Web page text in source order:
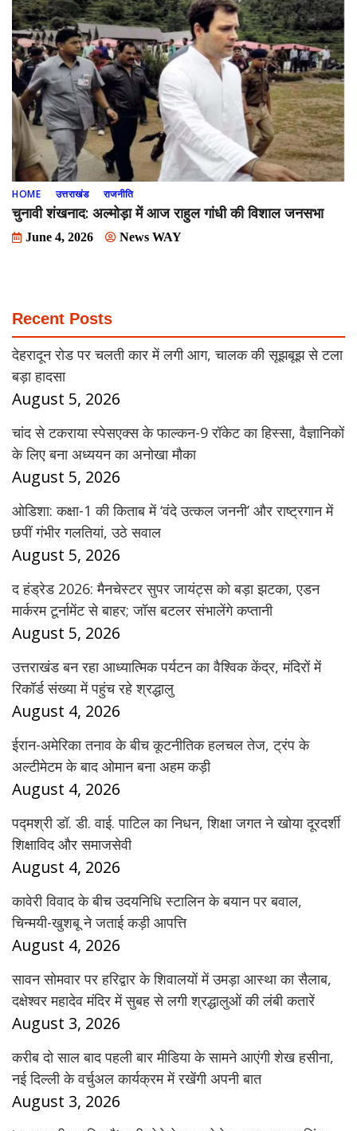
HOME उत्तराखंड राजनीति
चुनावी शंखनाद: अल्मोड़ा में आज राहुल गांधी की विशाल जनसभा
June 4, 2026 News WAY
Recent Posts
देहरादून रोड पर चलती कार में लगी आग, चालक की सूझबूझ से टला
बड़ा हादसा
August 5, 2026
चांद से टकराया स्पेसएक्स के फाल्कन-9 रॉकेट का हिस्सा, वैज्ञानिकों
के लिए बना अध्ययन का अनोखा मौका
August 5, 2026
ओडिशा: कक्षा-1 की किताब में ‘वंदे उत्कल जननी’ और राष्ट्रगान में
छपीं गंभीर गलतियां, उठे सवाल
August 5, 2026
द हंड्रेड 2026: मैनचेस्टर सुपर जायंट्स को बड़ा झटका, एडन
मार्करम टूर्नामेंट से बाहर; जॉस बटलर संभालेंगे कप्तानी
August 5, 2026
उत्तराखंड बन रहा आध्यात्मिक पर्यटन का वैश्विक केंद्र, मंदिरों में
रिकॉर्ड संख्या में पहुंच रहे श्रद्धालु
August 4, 2026
ईरान-अमेरिका तनाव के बीच कूटनीतिक हलचल तेज, ट्रंप के
अल्टीमेटम के बाद ओमान बना अहम कड़ी
August 4, 2026
पद्मश्री डॉ. डी. वाई. पाटिल का निधन, शिक्षा जगत ने खोया दूरदर्शी
शिक्षाविद और समाजसेवी
August 4, 2026
कावेरी विवाद के बीच उदयनिधि स्टालिन के बयान पर बवाल,
चिन्मयी-खुशबू ने जताई कड़ी आपत्ति
August 4, 2026
सावन सोमवार पर हरिद्वार के शिवालयों में उमड़ा आस्था का सैलाब,
दक्षेश्वर महादेव मंदिर में सुबह से लगी श्रद्धालुओं की लंबी कतारें
August 3, 2026
करीब दो साल बाद पहली बार मीडिया के सामने आएंगी शेख हसीना,
नई दिल्ली के वर्चुअल कार्यक्रम में रखेंगी अपनी बात
August 3, 2026